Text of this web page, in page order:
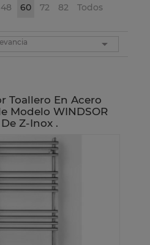
48 60 72 82 Todos

Toallero En Acero
Modelo WINDSOR
De Z-Inox .